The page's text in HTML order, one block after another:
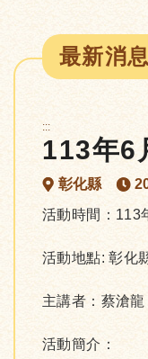
最新消息
:::
113年6
彰化縣
活動時間：113
活動地點: 彰化
主講者：蔡滄龍
活動簡介：